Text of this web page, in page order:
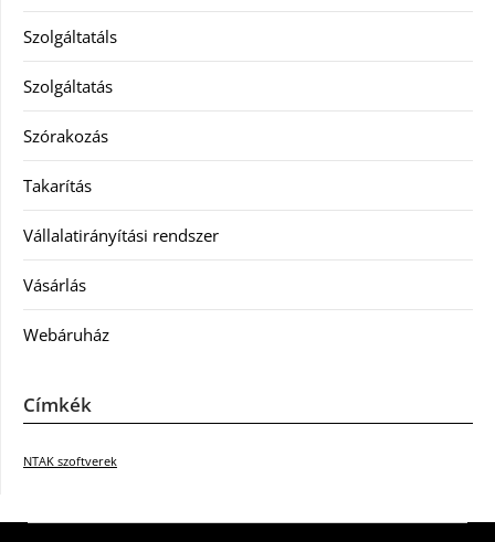
Szolgáltatáls
Szolgáltatás
Szórakozás
Takarítás
Vállalatirányítási rendszer
Vásárlás
Webáruház
Címkék
NTAK szoftverek